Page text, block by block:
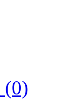
(0)